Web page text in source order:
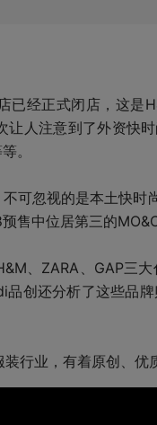
已经正式闭店，这是
让人注意到了外资快
。
可忽视的是本土快
售中位居第三的
、ZARA、GAP三
创还分析了这些品
行业，有着原创、优